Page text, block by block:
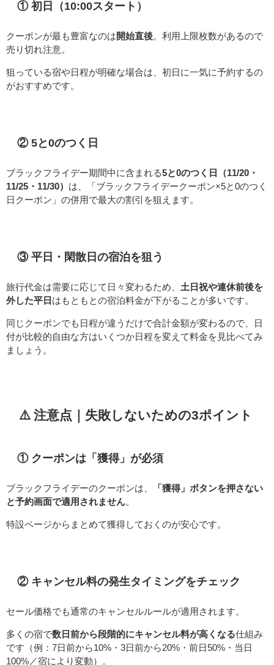
① 初日（10:00スタート）
クーポンが最も豊富なのは 開始直後 。利用上限枚数があるので
売り切れ注意。
狙っている宿や日程が明確な場合は、初日に一気に予約するの
がおすすめです。
② 5と0のつく日
ブラックフライデー期間中に含まれる5と0のつく日（11/20・
11/25・11/30） は、「ブラックフライデークーポン×5と0のつく
日クーポン」の併用で最大の割引を狙えます。
③ 平日・閑散日の宿泊を狙う
旅行代金は需要に応じて日々変わるため、 土日祝や連休前後を
外した平日 はもともとの宿泊料金が下がることが多いです。
同じクーポンでも日程が違うだけで合計金額が変わるので、日
付が比較的自由な方はいくつか日程を変えて料金を見比べてみ
ましょう。
⚠️ 注意点｜失敗しないための3ポイント
① クーポンは「獲得」が必須
ブラックフライデーのクーポンは、
「獲得」ボタンを押さない
と予約画面で適用されません
特設ページからまとめて獲得しておくのが安心です。
② キャンセル料の発生タイミングをチェック
セール価格でも通常のキャンセルルールが適用されます。
多くの宿で数日前から段階的にキャンセル料が高くなる仕組み
です（例：7日前から10%・3日前から20%・前日50%・当日
100%／宿により変動）。